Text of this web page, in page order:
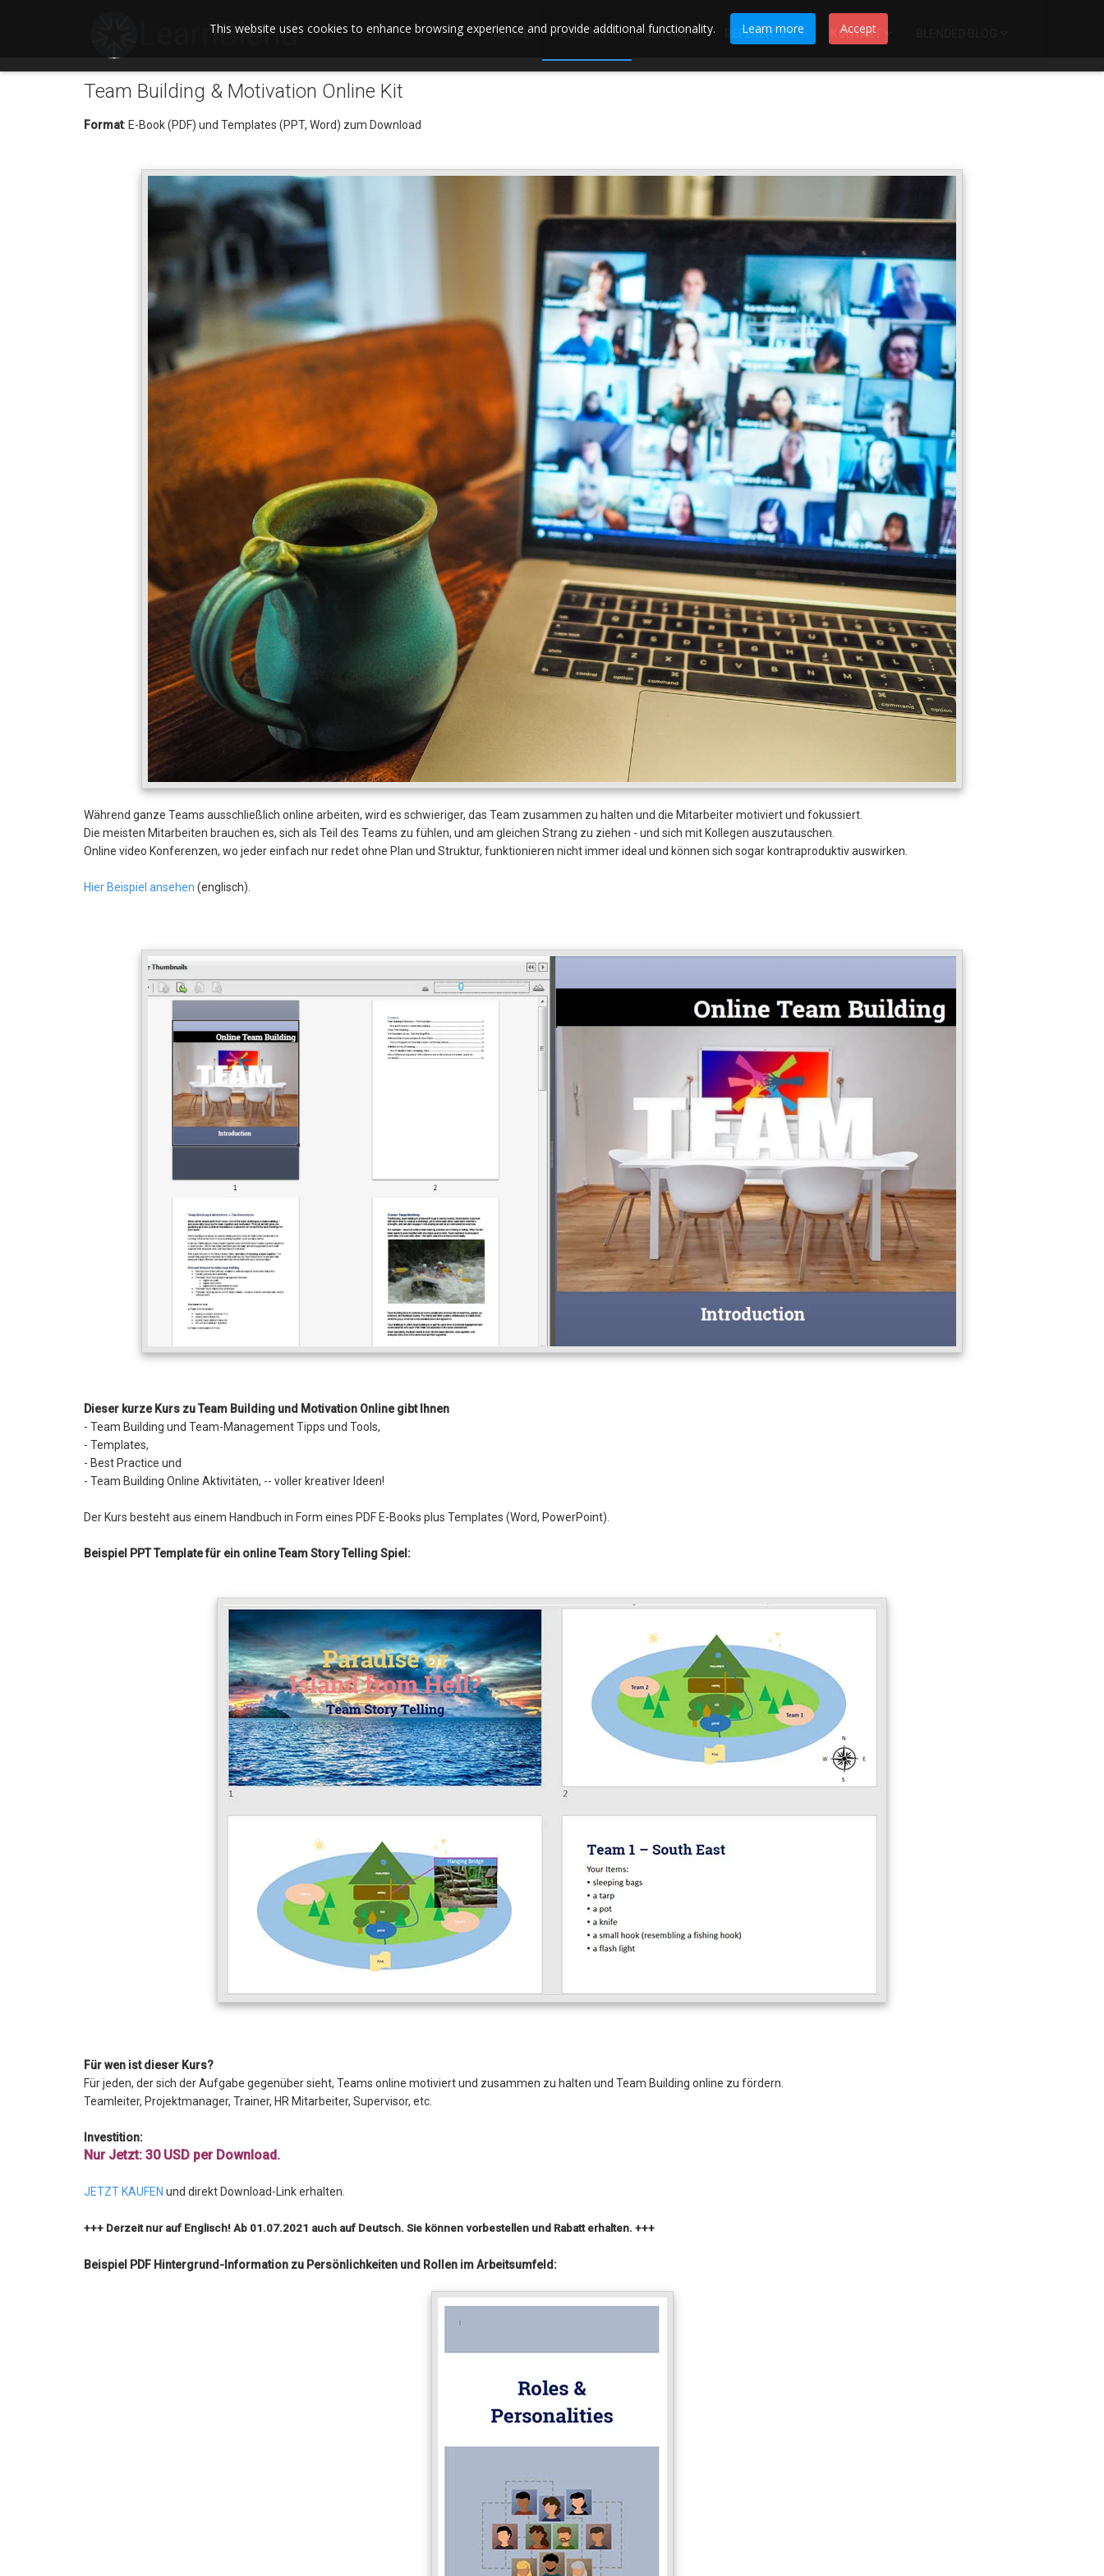
HOME AKADEMIE SERVICE REFERENZEN KONTAKT
Team Building & Motivation Online Kit
Format: E-Book (PDF) und Templates (PPT, Word) zum Download
Während ganze Teams ausschließlich online arbeiten, wird es schwieriger, das Team zusammen zu halten und die Mitarbeiter motiviert und fokussiert.
Die meisten Mitarbeiten brauchen es, sich als Teil des Teams zu fühlen, und am gleichen Strang zu ziehen - und sich mit Kollegen auszutauschen.
Online video Konferenzen, wo jeder einfach nur redet ohne Plan und Struktur, funktionieren nicht immer ideal und können sich sogar kontraproduktiv auswirken.
Hier Beispiel ansehen (englisch).
Dieser kurze Kurs zu Team Building und Motivation Online gibt Ihnen
- Team Building und Team-Management Tipps und Tools,
- Templates,
- Best Practice und
- Team Building Online Aktivitäten, -- voller kreativer Ideen!
Der Kurs besteht aus einem Handbuch in Form eines PDF E-Books plus Templates (Word, PowerPoint).
Beispiel PPT Template für ein online Team Story Telling Spiel:
Für wen ist dieser Kurs?
Für jeden, der sich der Aufgabe gegenüber sieht, Teams online motiviert und zusammen zu halten und Team Building online zu fördern.
Teamleiter, Projektmanager, Trainer, HR Mitarbeiter, Supervisor, etc.
Investition:
Nur Jetzt: 30 USD per Download.
JETZT KAUFEN und direkt Download-Link erhalten.
+++ Derzeit nur auf Englisch! Ab 01.07.2021 auch auf Deutsch. Sie können vorbestellen und Rabatt erhalten. +++
Beispiel PDF Hintergrund-Information zu Persönlichkeiten und Rollen im Arbeitsumfeld:
This website uses cookies to enhance browsing experience and provide additional functionality. Learn more Accept